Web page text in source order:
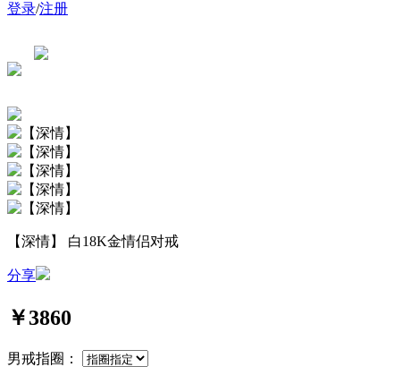
登录/注册
【深情】 白18K金情侣对戒
分享
￥3860
男戒指圈：